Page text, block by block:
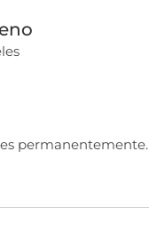
permanentemente.